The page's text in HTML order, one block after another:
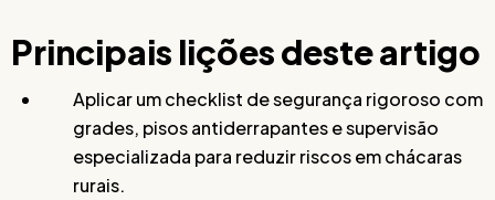
Principais lições deste artigo
Aplicar um checklist de segurança rigoroso com
grades, pisos antiderrapantes e supervisão
especializada para reduzir riscos em chácaras
rurais.